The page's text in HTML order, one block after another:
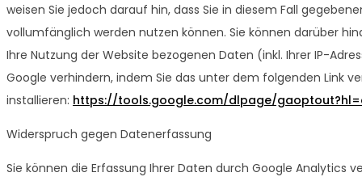
weisen Sie jedoch darauf hin, dass Sie in diesem Fall
vollumfänglich werden nutzen können. Sie können darüber
Ihre Nutzung der Website bezogenen Daten (inkl. Ihrer IP-
Google verhindern, indem Sie das unter dem folgenden Link
installieren: https://tools.google.com/dlpage/
Widerspruch gegen Datenerfassung
Sie können die Erfassung Ihrer Daten durch Google Analytics